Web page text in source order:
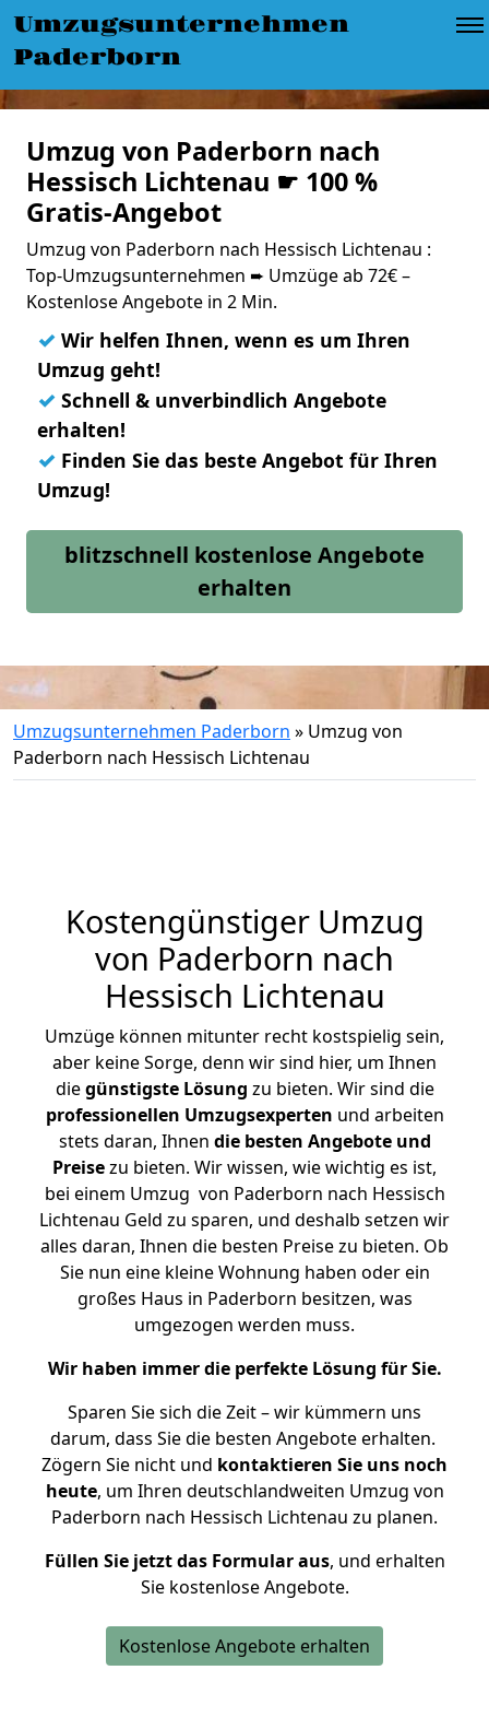
Umzugsunternehmen
Paderborn
Umzug von Paderborn nach
Hessisch Lichtenau ☛ 100 %
Gratis-Angebot
Umzug von Paderborn nach Hessisch Lichtenau :
Top-Umzugsunternehmen ➨ Umzüge ab 72€ –
Kostenlose Angebote in 2 Min.
✓ Wir helfen Ihnen, wenn es um Ihren
Umzug geht!
✓ Schnell & unverbindlich Angebote
erhalten!
✓ Finden Sie das beste Angebot für Ihren
Umzug!
blitzschnell kostenlose Angebote
erhalten
Umzugsunternehmen Paderborn » Umzug von
Paderborn nach Hessisch Lichtenau
Kostengünstiger Umzug
von Paderborn nach
Hessisch Lichtenau
Umzüge können mitunter recht kostspielig sein,
aber keine Sorge, denn wir sind hier, um Ihnen
diegünstigste Lösung zu bieten. Wir sind die
professionellen Umzugsexperten und arbeiten
stets daran, Ihnen die besten Angebote und
Preisezu bieten. Wir wissen, wie wichtig es ist,
bei einem Umzug von Paderborn nach Hessisch
Lichtenau Geld zu sparen, und deshalb setzen wir
alles daran, Ihnen die besten Preise zu bieten. Ob
Sie nun eine kleine Wohnung haben oder ein
großes Haus in Paderborn besitzen, was
umgezogen werden muss.
Wir haben immer die perfekte Lösung für Sie.
Sparen Sie sich die Zeit – wir kümmern uns
darum, dass Sie die besten Angebote erhalten.
Zögern Sie nicht und kontaktieren Sie uns noch
heute, um Ihren deutschlandweiten Umzug von
Paderborn nach Hessisch Lichtenau zu planen.
Füllen Sie jetzt das Formular aus, und erhalten
Sie kostenlose Angebote.
Kostenlose Angebote erhalten